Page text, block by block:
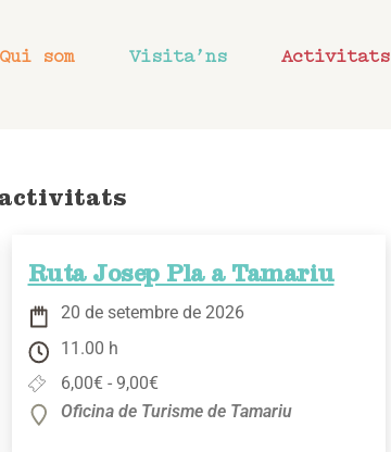
Qui som Visita’ns Activitats
activitats
Ruta Josep Pla a Tamariu
20 de setembre de 2026
11.00 h
6,00€ - 9,00€
Oficina de Turisme de Tamariu